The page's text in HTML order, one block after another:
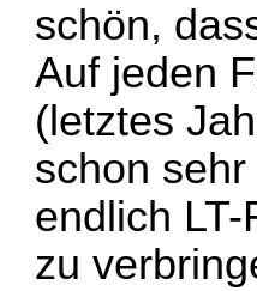
schön,
Auf jeden
(letztes
schon sehr
endlich
zu